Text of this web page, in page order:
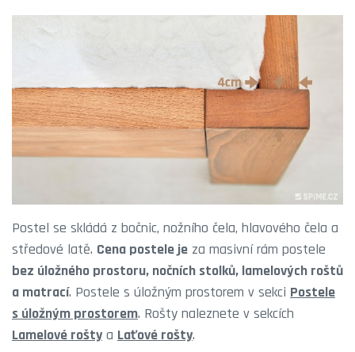
Postel se skládá z bočnic, nožního čela, hlavového čela a
středové latě. Cena postele je za masivní rám postele
bez úložného prostoru, nočních stolků, lamelových roštů
a matrací. Postele s úložným prostorem v sekci Postele
s úložným prostorem. Rošty naleznete v sekcích
Lamelové rošty a Laťové rošty.